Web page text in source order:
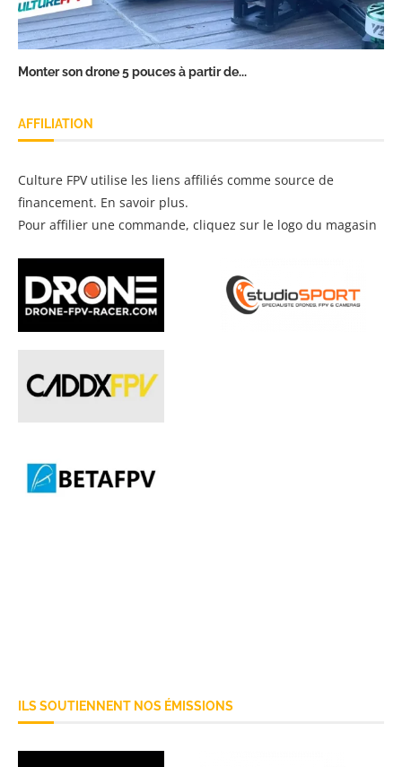
Monter son drone 5 pouces à partir de...
AFFILIATION
Culture FPV utilise les liens affiliés comme source de
financement. En savoir plus.
Pour affilier une commande, cliquez sur le logo du magasin
ILS SOUTIENNENT NOS ÉMISSIONS